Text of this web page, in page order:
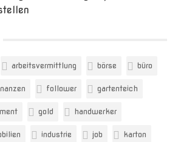
arbeitsvermittlung börse büro
follower gartenteich
gold handwerker
industrie job karton